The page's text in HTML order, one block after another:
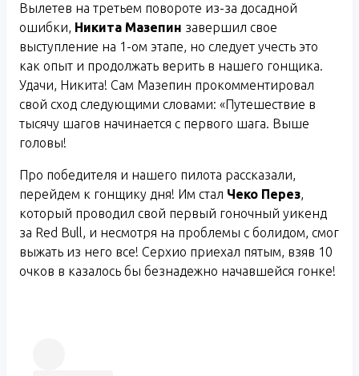
Вылетев на третьем повороте из-за досадной
ошибки, Никита Мазепин завершил свое
выступление на 1-ом этапе, но следует учесть это
как опыт и продолжать верить в нашего гонщика.
Удачи, Никита! Сам Мазепин прокомментировал
свой сход следующими словами: «Путешествие в
тысячу шагов начинается с первого шага. Выше
головы!
Про победителя и нашего пилота рассказали,
перейдем к гонщику дня! Им стал Чеко Перез,
который проводил свой первый гоночный уикенд
за Red Bull, и несмотря на проблемы с болидом, смог
выжать из него все! Серхио приехал пятым, взяв 10
очков в казалось бы безнадежно начавшейся гонке!